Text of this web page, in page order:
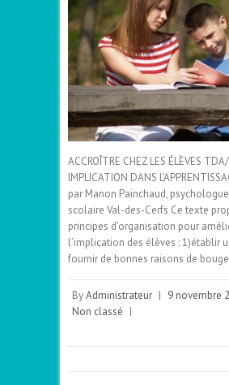
ACCROÎTRE CHEZ LES ÉLÈVES
IMPLICATION DANS
par Manon Painchaud,
scolaire Val-des-Cerfs Ce texte
principes d’organisation pour
l’implication des élèves : 1)établir
fournir de bonnes raisons de
ByAdministrateur | 9 novembre
Non classé |